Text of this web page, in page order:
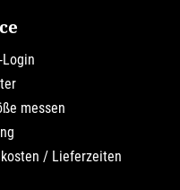
messen
/ Lieferzeiten